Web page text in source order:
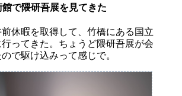
館で隈研吾展を見てきた
休暇を取得して、竹橋にある国立
ってきた。ちょうど隈研吾展が会
で駆け込みって感じで。